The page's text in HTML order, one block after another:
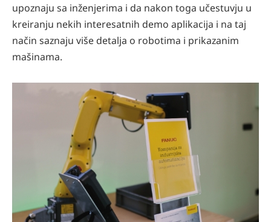
upoznaju sa inženjerima i da nakon toga učestuvju u
kreiranju nekih interesatnih demo aplikacija i na taj
način saznaju više detalja o robotima i prikazanim
mašinama.